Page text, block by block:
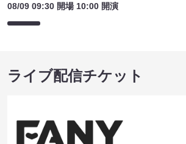
08/09 09:30 開場 10:00 開演
ライブ配信チケット